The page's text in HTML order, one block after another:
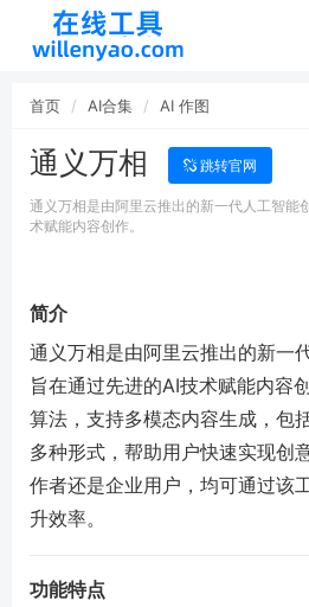
首页 AI合集 AI 作图
通义万相 跳转官网
通义万相是由阿里云推出的新一代人工智能
术赋能内容创作。
简介
通义万相是由阿里云推出的新一
旨在通过先进的AI技术赋能内容
算法，支持多模态内容生成，包
多种形式，帮助用户快速实现创
作者还是企业用户，均可通过该
升效率。
功能特点